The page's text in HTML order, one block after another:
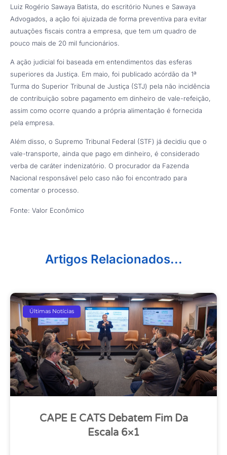
Luiz Rogério Sawaya Batista, do escritório Nunes e Sawaya
Advogados, a ação foi ajuizada de forma preventiva para evitar
autuações fiscais contra a empresa, que tem um quadro de
pouco mais de 20 mil funcionários.
A ação judicial foi baseada em entendimentos das esferas
superiores da Justiça. Em maio, foi publicado acórdão da 1ª
Turma do Superior Tribunal de Justiça (STJ) pela não incidência
de contribuição sobre pagamento em dinheiro de vale-refeição,
assim como ocorre quando a própria alimentação é fornecida
pela empresa.
Além disso, o Supremo Tribunal Federal (STF) já decidiu que o
vale-transporte, ainda que pago em dinheiro, é considerado
verba de caráter indenizatório. O procurador da Fazenda
Nacional responsável pelo caso não foi encontrado para
comentar o processo.
Fonte: Valor Econômico
Artigos Relacionados...
Últimas Notícias
CAPE E CATS Debatem Fim Da
Escala 6×1